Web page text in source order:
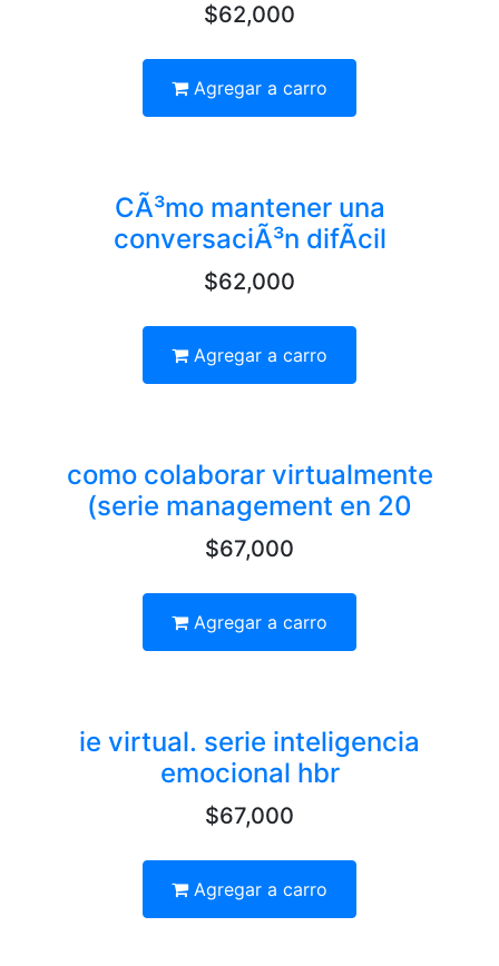
$62,000
Agregar a carro
CÃ³mo mantener una
conversaciÃ³n difÃ­cil
$62,000
Agregar a carro
como colaborar virtualmente
(serie management en 20
$67,000
Agregar a carro
ie virtual. serie inteligencia
emocional hbr
$67,000
Agregar a carro